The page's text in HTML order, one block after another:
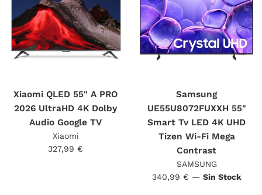
Xiaomi QLED 55" A PRO
2026 UltraHD 4K Dolby
Audio Google TV
Xiaomi
Precio
327,99 €
Samsung
UE55U8072FUXXH 55"
Smart Tv LED 4K UHD
Tizen Wi-Fi Mega
Contrast
SAMSUNG
Precio
340,99 € — Sin Stock